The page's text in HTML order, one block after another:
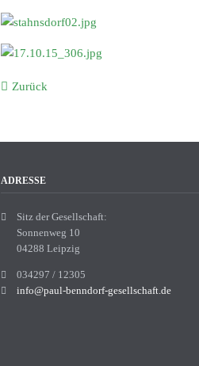
Zurück
ADRESSE
Sitz der Gesellschaft:
Sonnenweg 10
04288 Leipzig
034297 / 12305
info@paul-benndorf-gesellschaft.de